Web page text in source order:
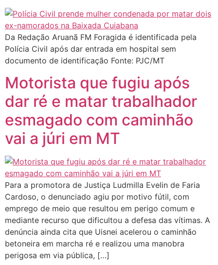
Da Redação Aruanã FM Foragida é identificada pela
Polícia Civil após dar entrada em hospital sem
documento de identificação Fonte: PJC/MT
Motorista que fugiu após
dar ré e matar trabalhador
esmagado com caminhão
vai a júri em MT
Para a promotora de Justiça Ludmilla Evelin de Faria
Cardoso, o denunciado agiu por motivo fútil, com
emprego de meio que resultou em perigo comum e
mediante recurso que dificultou a defesa das vítimas. A
denúncia ainda cita que Uisnei acelerou o caminhão
betoneira em marcha ré e realizou uma manobra
perigosa em via pública, […]